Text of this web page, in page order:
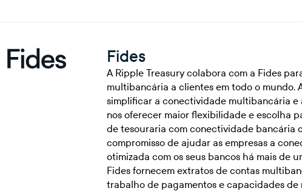
Fides
A Ripple Treasury colabora com a Fides
multibancária a clientes em todo o mundo.
simplificar a conectividade multibancária e
nos oferecer maior flexibilidade e escolha
de tesouraria com conectividade bancária
compromisso de ajudar as empresas a
otimizada com os seus bancos há mais de
Fides fornecem extratos de contas
trabalho de pagamentos e capacidades